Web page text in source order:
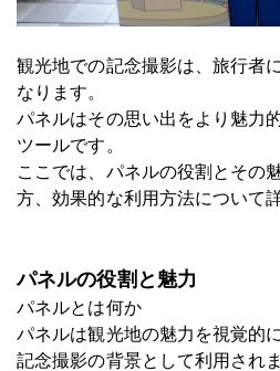
観光地での記念撮影は、旅行者
なります。
パネルはその思い出をより魅力
ツールです。
ここでは、パネルの役割とその
方、効果的な利用方法について
パネルの役割と魅力
パネルとは何か
パネルは観光地の魅力を視覚的
記念撮影の背景として利用されま